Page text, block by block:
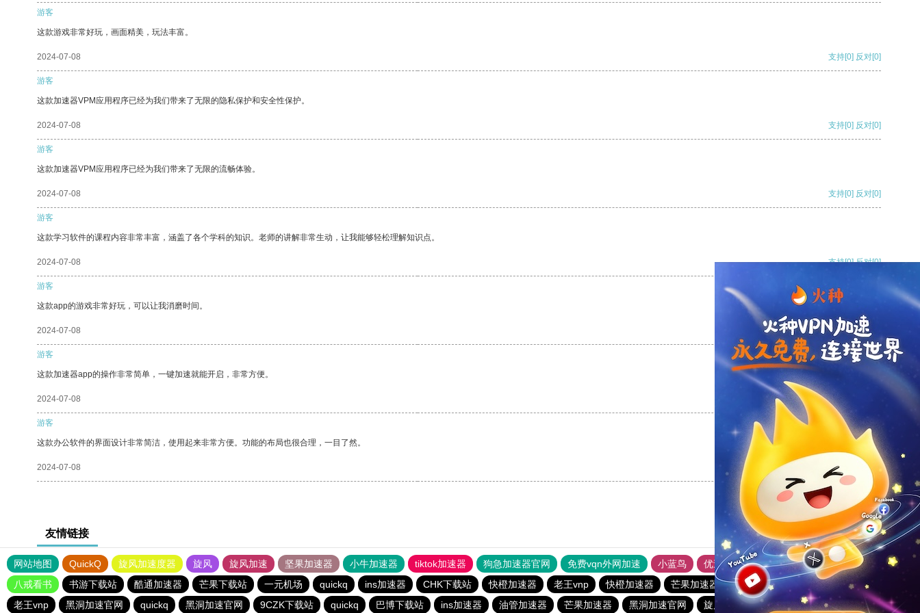
游客
这款游戏非常好玩，画面精美，玩法丰富。
2024-07-08 支持[0] 反对[0]
游客
这款加速器VPM应用程序已经为我们带来了无限的隐私保护和安全性保护。
2024-07-08 支持[0] 反对[0]
游客
这款加速器VPM应用程序已经为我们带来了无限的流畅体验。
2024-07-08 支持[0] 反对[0]
游客
这款学习软件的课程内容非常丰富，涵盖了各个学科的知识。老师的讲解非常生动，让我能够轻松理解知识点。
2024-07-08 支持[0] 反对[0]
游客
这款app的游戏非常好玩，可以让我消磨时间。
2024-07-08 支持[0] 反对
游客
这款加速器app的操作非常简单，一键加速就能开启，非常方便。
2024-07-08 支持
游客
这款办公软件的界面设计非常简洁，使用起来非常方便。功能的布局也很合理，一目了然。
2024-07-08 支持 反对
友情链接
网站地图 QuickQ 旋风加速度器 旋风 旋风加速 坚果加速器 小牛加速器 tiktok加速器 狗急加速器官网 免费vqn外网加速 小蓝鸟 优途加速器官网 风驰加速器
旋风加速器
八戒看书
书游下载站 酷通加速器 芒果下载站 一元机场 quickq ins加速器 CHK下载站 快橙加速器 老王vnp 快橙加速器 芒果加速器 银河加速器
6513下载站
老王vnp
黑洞加速官网 quickq 黑洞加速官网 9CZK下载站 quickq 巴博下载站 ins加速器 油管加速器 芒果加速器 黑洞加速官网 旋风加速度器 quickq 酷通加速器